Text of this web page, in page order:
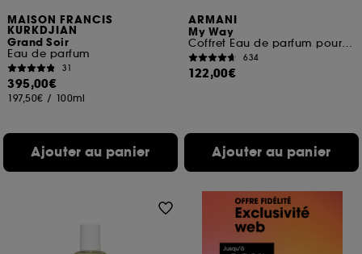
MAISON FRANCIS
KURKDJIAN
Grand Soir
Eau de parfum
31
395,00€
197,50€ / 100ml
Ajouter au panier
ARMANI
My Way
Coffret Eau de parfum pour femme
634
122,00€
Ajouter au panier